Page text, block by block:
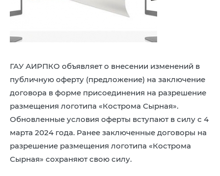
ЛИЧНЫЙ КАБИНЕТ
ГАУ АИРПКО объявляет о внесении изменений в
публичную оферту (предложение) на заключение
договора в форме присоединения на разрешение
размещения логотипа «Кострома Сырная».
Обновленные условия оферты вступают в силу с 4
марта 2024 года. Ранее заключенные договоры на
разрешение размещения логотипа «Кострома
Сырная» сохраняют свою силу.